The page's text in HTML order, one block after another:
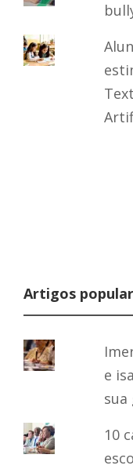
Artigos
e
sua
10